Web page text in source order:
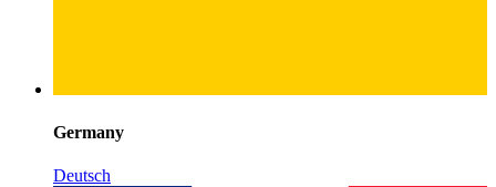
Germany
Deutsch